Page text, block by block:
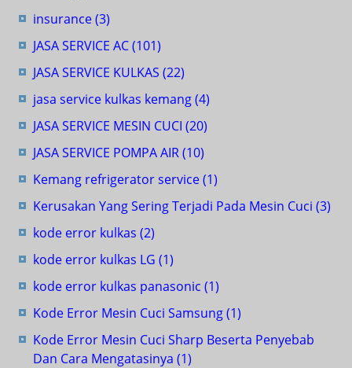
insurance(3)
JASA SERVICE AC(101)
JASA SERVICE KULKAS (22)
jasa service kulkas kemang(4)
JASA SERVICE MESIN CUCI (20)
JASA SERVICE POMPA AIR(10)
Kemang refrigerator service(1)
Kerusakan Yang Sering Terjadi Pada Mesin Cuci (3)
kode error kulkas (2)
kode error kulkas LG (1)
kode error kulkas panasonic (1)
Kode Error Mesin Cuci Samsung(1)
Kode Error Mesin Cuci Sharp Beserta Penyebab
Dan Cara Mengatasinya (1)